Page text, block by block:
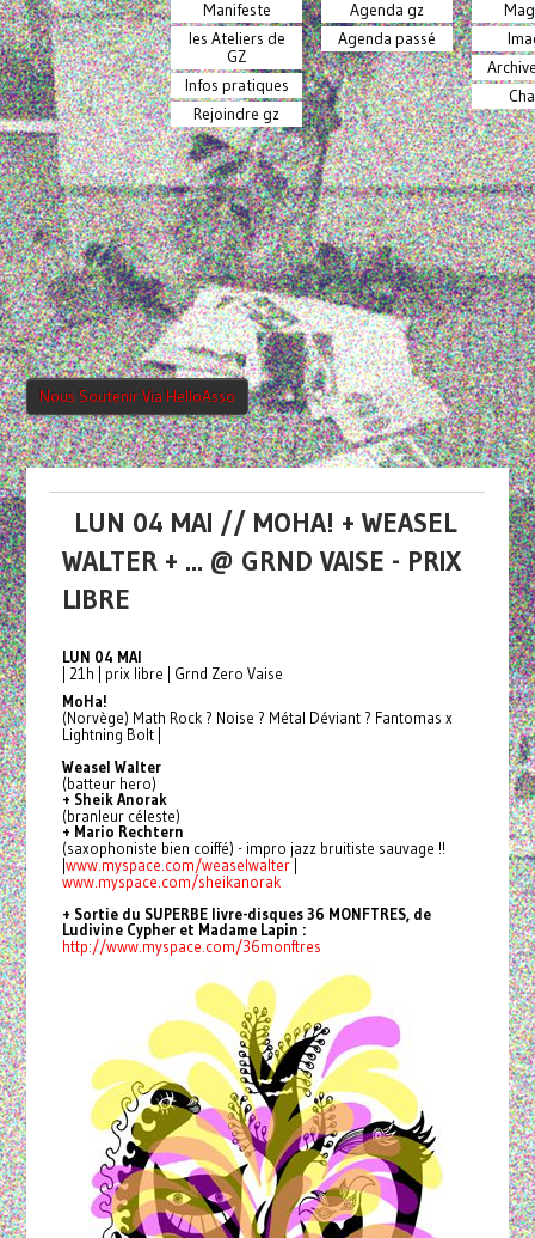
Manifeste
les Ateliers de
GZ
Infos pratiques
Rejoindre gz
Agenda gz
Agenda passé
Nous Soutenir Via HelloAsso
LUN 04 MAI // MOHA! + WEASEL
WALTER + ... @ GRND VAISE - PRIX
LIBRE
LUN 04 MAI
| 21h | prix libre | Grnd Zero Vaise
MoHa!
(Norvège) Math Rock ? Noise ? Métal Déviant ? Fantomas x
Lightning Bolt |
Weasel Walter
(batteur hero)
+ Sheik Anorak
(branleur céleste)
+ Mario Rechtern
(saxophoniste bien coiffé) - impro jazz bruitiste sauvage !!
www.myspace.com/weaselwalter|
www.myspace.com/sheikanorak
+ Sortie du SUPERBE livre-disques 36 MONFTRES, de
Ludivine Cypher et Madame Lapin :
http://www.myspace.com/36monftres